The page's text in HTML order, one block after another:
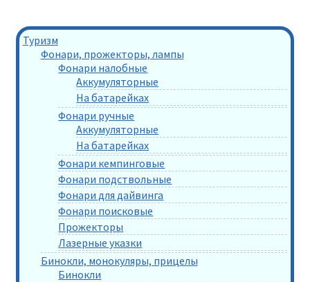
Туризм
Фонари, прожекторы, лампы
Фонари налобные
Аккумуляторные
На батарейках
Фонари ручные
Аккумуляторные
На батарейках
Фонари кемпинговые
Фонари подствольные
Фонари для дайвинга
Фонари поисковые
Прожекторы
Лазерные указки
Бинокли, монокуляры, прицелы
Бинокли